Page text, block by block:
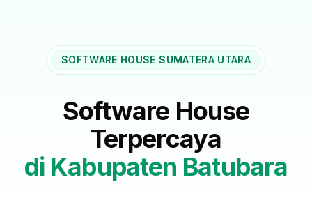
SOFTWARE HOUSE SUMATERA UTARA
Software House
Terpercaya
di Kabupaten Batubara